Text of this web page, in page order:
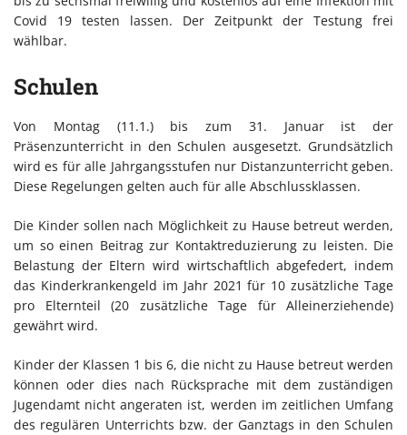
Covid 19 testen lassen. Der Zeitpunkt der Testung frei
wählbar.
Schulen
Von Montag (11.1.) bis zum 31. Januar ist der
Präsenzunterricht in den Schulen ausgesetzt. Grundsätzlich
wird es für alle Jahrgangsstufen nur Distanzunterricht geben.
Diese Regelungen gelten auch für alle Abschlussklassen.
Die Kinder sollen nach Möglichkeit zu Hause betreut werden,
um so einen Beitrag zur Kontaktreduzierung zu leisten. Die
Belastung der Eltern wird wirtschaftlich abgefedert, indem
das Kinderkrankengeld im Jahr 2021 für 10 zusätzliche Tage
pro Elternteil (20 zusätzliche Tage für Alleinerziehende)
gewährt wird.
Kinder der Klassen 1 bis 6, die nicht zu Hause betreut werden
können oder dies nach Rücksprache mit dem zuständigen
Jugendamt nicht angeraten ist, werden im zeitlichen Umfang
des regulären Unterrichts bzw. der Ganztags in den Schulen